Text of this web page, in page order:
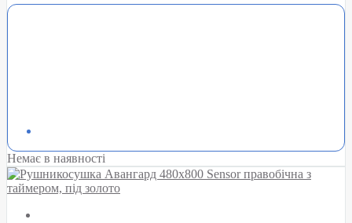
Немає в наявності